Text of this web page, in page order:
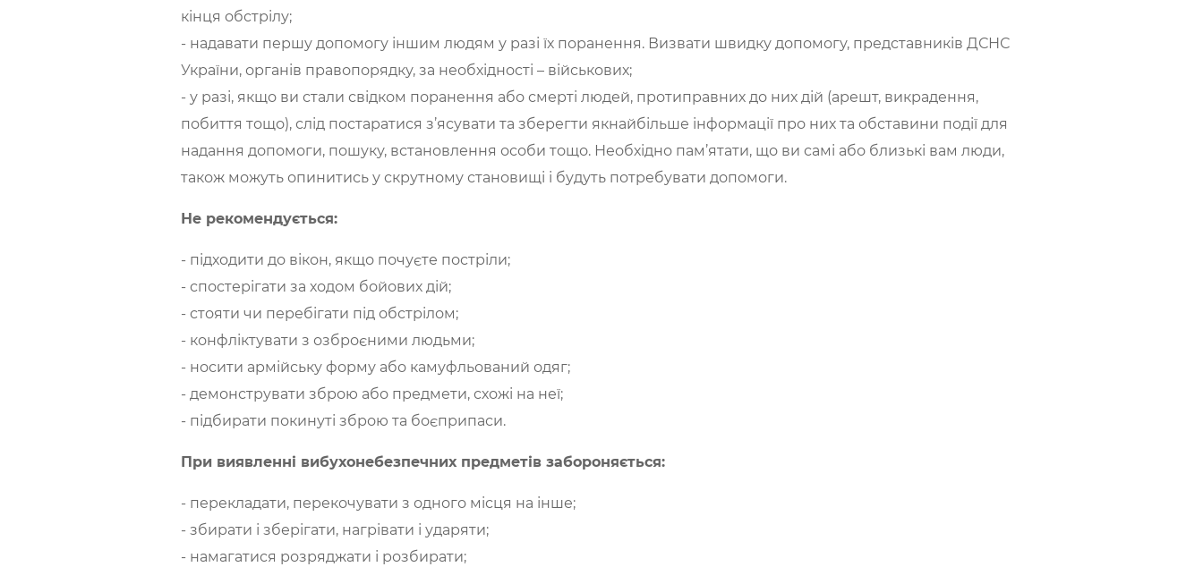
кінця обстрілу;
- надавати першу допомогу іншим людям у разі їх поранення. Визвати швидку допомогу, представників ДСНС
України, органів правопорядку, за необхідності – військових;
- у разі, якщо ви стали свідком поранення або смерті людей, протиправних до них дій (арешт, викрадення,
побиття тощо), слід постаратися з’ясувати та зберегти якнайбільше інформації про них та обставини події для
надання допомоги, пошуку, встановлення особи тощо. Необхідно пам’ятати, що ви самі або близькі вам люди,
також можуть опинитись у скрутному становищі і будуть потребувати допомоги.
Не рекомендується:
- підходити до вікон, якщо почуєте постріли;
- спостерігати за ходом бойових дій;
- стояти чи перебігати під обстрілом;
- конфліктувати з озброєними людьми;
- носити армійську форму або камуфльований одяг;
- демонструвати зброю або предмети, схожі на неї;
- підбирати покинуті зброю та боєприпаси.
При виявленні вибухонебезпечних предметів забороняється:
- перекладати, перекочувати з одного місця на інше;
- збирати і зберігати, нагрівати і ударяти;
- намагатися розряджати і розбирати;